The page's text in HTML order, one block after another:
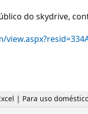
do skydrive,
| Para uso